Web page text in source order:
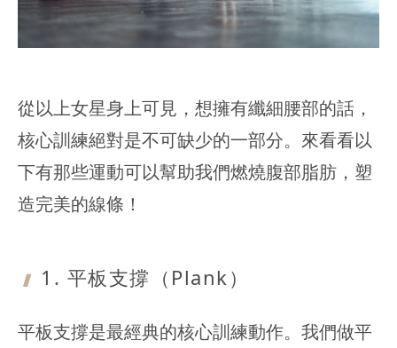
從以上女星身上可見，想擁有纖細腰部的話，
核心訓練絕對是不可缺少的一部分。來看看以
下有那些運動可以幫助我們燃燒腹部脂肪，塑
造完美的線條！
1. 平板支撐 （Plank）
平板支撐是最經典的核心訓練動作。我們做平